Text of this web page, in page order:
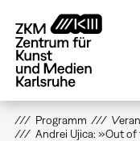
zum
Inhalt
Programm
Andrei Ujica: »Out